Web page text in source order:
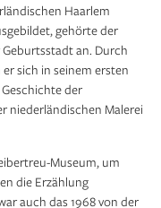
Haarlem
gehörte der
an. Durch
sich in seinem ersten
der
niederländischen Malerei
Museum, um
die Erzählung
auch das 1968 von der